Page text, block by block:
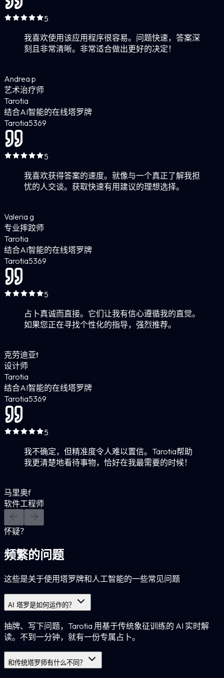
5
我喜欢使用该应用程序很容易。问题快速，答案深
刻且非常清晰。非常适合做出更好的决定！
Andrea p
艺术治疗师
Tarotia
结合AI智能的在线塔罗牌
Tarotia5369
5
我喜欢获得答案的速度。就像与一个真正了解我担
忧的人交谈。获取快速有用建议的理想选择。
Valeria g
专业摔跤师
Tarotia
结合AI智能的在线塔罗牌
Tarotia5369
5
占卜真诚而直接。它们让我有信心遵循我的直觉。
如果您正在寻找个性化的指导，强烈推荐。
克劳迪亚t
设计师
Tarotia
结合AI智能的在线塔罗牌
Tarotia5369
5
我不确定，但精准度令人难以置信。Tarotia帮助
我更清楚地看待事物，恰好在我最需要的时候！
马里奥f
软件工程师
怀疑？
频繁的问题
这些是关于使用塔罗牌和人工智能的一些常见问题
AI 塔罗是如何运作的？
抽牌、写下问题，Tarotia 用基于传统象征训练的 AI 实时解
读。不到一分钟，就有一份专属占卜。
和传统塔罗师有什么不同？